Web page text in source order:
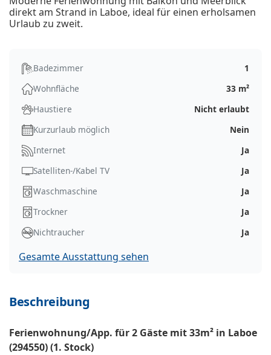
direkt am Strand in Laboe, ideal für einen erholsamen
Urlaub zu zweit.
Badezimmer
1
Wohnfläche
33 m²
Haustiere
Nicht erlaubt
Kurzurlaub möglich
Nein
Internet
Ja
Satelliten-/Kabel TV
Ja
Waschmaschine
Ja
Trockner
Ja
Nichtraucher
Ja
Gesamte Ausstattung sehen
Beschreibung
Ferienwohnung/App. für 2 Gäste mit 33m² in Laboe
(294550) (1. Stock)